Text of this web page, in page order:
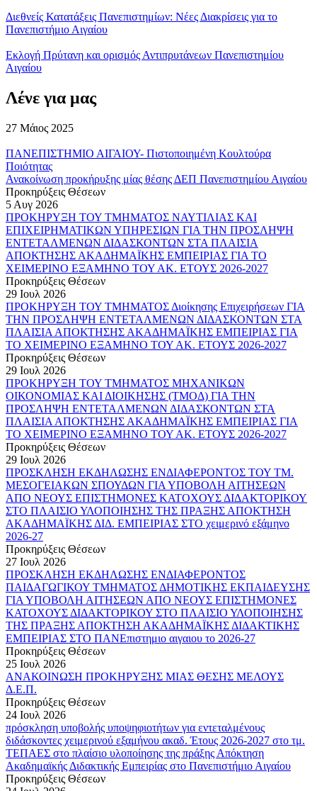
Διεθνείς Κατατάξεις Πανεπιστημίων: Νέες Διακρίσεις για το
Πανεπιστήμιο Αιγαίου
Εκλογή Πρύτανη και ορισμός Αντιπρυτάνεων Πανεπιστημίου
Αιγαίου
Λένε για μας
27 Μάιος 2025
ΠΑΝΕΠΙΣΤΗΜΙΟ ΑΙΓΑΙΟΥ- Πιστοποιημένη Κουλτούρα
Ποιότητας
Ανακοίνωση προκήρυξης μίας θέσης ΔΕΠ Πανεπιστημίου Αιγαίου
Προκηρύξεις Θέσεων
5 Αυγ 2026
ΠΡΟΚΗΡΥΞΗ ΤΟΥ ΤΜΗΜΑΤΟΣ ΝΑΥΤΙΛΙΑΣ ΚΑΙ
ΕΠΙΧΕΙΡΗΜΑΤΙΚΩΝ ΥΠΗΡΕΣΙΩΝ ΓΙΑ ΤΗΝ ΠΡΟΣΛΗΨΗ
ΕΝΤΕΤΑΛΜΕΝΩΝ ΔΙΔΑΣΚΟΝΤΩΝ ΣΤΑ ΠΛΑΙΣΙΑ
ΑΠΟΚΤΗΣΗΣ ΑΚΑΔΗΜΑΪΚΗΣ ΕΜΠΕΙΡΙΑΣ ΓΙΑ ΤΟ
ΧΕΙΜΕΡΙΝΟ ΕΞΑΜΗΝΟ ΤΟΥ ΑΚ. ΕΤΟΥΣ 2026-2027
Προκηρύξεις Θέσεων
29 Ιουλ 2026
ΠΡΟΚΗΡΥΞΗ ΤΟΥ ΤΜΗΜΑΤΟΣ Διοίκησης Επιχειρήσεων ΓΙΑ
ΤΗΝ ΠΡΟΣΛΗΨΗ ΕΝΤΕΤΑΛΜΕΝΩΝ ΔΙΔΑΣΚΟΝΤΩΝ ΣΤΑ
ΠΛΑΙΣΙΑ ΑΠΟΚΤΗΣΗΣ ΑΚΑΔΗΜΑΪΚΗΣ ΕΜΠΕΙΡΙΑΣ ΓΙΑ
ΤΟ ΧΕΙΜΕΡΙΝΟ ΕΞΑΜΗΝΟ ΤΟΥ ΑΚ. ΕΤΟΥΣ 2026-2027
Προκηρύξεις Θέσεων
29 Ιουλ 2026
ΠΡΟΚΗΡΥΞΗ ΤΟΥ ΤΜΗΜΑΤΟΣ ΜΗΧΑΝΙΚΩΝ
ΟΙΚΟΝΟΜΙΑΣ ΚΑΙ ΔΙΟΙΚΗΣΗΣ (ΤΜΟΔ) ΓΙΑ ΤΗΝ
ΠΡΟΣΛΗΨΗ ΕΝΤΕΤΑΛΜΕΝΩΝ ΔΙΔΑΣΚΟΝΤΩΝ ΣΤΑ
ΠΛΑΙΣΙΑ ΑΠΟΚΤΗΣΗΣ ΑΚΑΔΗΜΑΪΚΗΣ ΕΜΠΕΙΡΙΑΣ ΓΙΑ
ΤΟ ΧΕΙΜΕΡΙΝΟ ΕΞΑΜΗΝΟ ΤΟΥ ΑΚ. ΕΤΟΥΣ 2026-2027
Προκηρύξεις Θέσεων
29 Ιουλ 2026
ΠΡΟΣΚΛΗΣΗ ΕΚΔΗΛΩΣΗΣ ΕΝΔΙΑΦΕΡΟΝΤΟΣ ΤΟΥ ΤΜ.
ΜΕΣΟΓΕΙΑΚΩΝ ΣΠΟΥΔΩΝ ΓΙΑ ΥΠΟΒΟΛΗ ΑΙΤΗΣΕΩΝ
ΑΠΟ ΝΕΟΥΣ ΕΠΙΣΤΗΜΟΝΕΣ ΚΑΤΟΧΟΥΣ ΔΙΔΑΚΤΟΡΙΚΟΥ
ΣΤΟ ΠΛΑΙΣΙΟ ΥΛΟΠΟΙΗΣΗΣ ΤΗΣ ΠΡΑΞΗΣ ΑΠΟΚΤΗΣΗ
ΑΚΑΔΗΜΑΪΚΗΣ ΔΙΔ. ΕΜΠΕΙΡΙΑΣ ΣΤΟ χειμερινό εξάμηνο
2026-27
Προκηρύξεις Θέσεων
27 Ιουλ 2026
ΠΡΟΣΚΛΗΣΗ ΕΚΔΗΛΩΣΗΣ ΕΝΔΙΑΦΕΡΟΝΤΟΣ
ΠΑΙΔΑΓΩΓΙΚΟΥ ΤΜΗΜΑΤΟΣ ΔΗΜΟΤΙΚΗΣ ΕΚΠΑΙΔΕΥΣΗΣ
ΓΙΑ ΥΠΟΒΟΛΗ ΑΙΤΗΣΕΩΝ ΑΠΟ ΝΕΟΥΣ ΕΠΙΣΤΗΜΟΝΕΣ
ΚΑΤΟΧΟΥΣ ΔΙΔΑΚΤΟΡΙΚΟΥ ΣΤΟ ΠΛΑΙΣΙΟ ΥΛΟΠΟΙΗΣΗΣ
ΤΗΣ ΠΡΑΞΗΣ ΑΠΟΚΤΗΣΗ ΑΚΑΔΗΜΑΪΚΗΣ ΔΙΔΑΚΤΙΚΗΣ
ΕΜΠΕΙΡΙΑΣ ΣΤΟ ΠΑΝΕπιστημιο αιγαιου το 2026-27
Προκηρύξεις Θέσεων
25 Ιουλ 2026
ΑΝΑΚΟΙΝΩΣΗ ΠΡΟΚΗΡΥΞΗΣ ΜΙΑΣ ΘΕΣΗΣ ΜΕΛΟΥΣ
Δ.Ε.Π.
Προκηρύξεις Θέσεων
24 Ιουλ 2026
πρόσκληση υποβολής υποψηφιοτήτων για εντεταλμένους
διδάσκοντες χειμερινού εξαμήνου ακαδ. Έτους 2026-2027 στο τμ.
ΤΕΠΑΕΣ στο πλαίσιο υλοποίησης της πράξης Απόκτηση
Ακαδημαϊκής Διδακτικής Εμπειρίας στο Πανεπιστήμιο Αιγαίου
Προκηρύξεις Θέσεων